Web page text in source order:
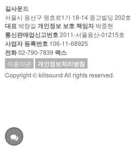
길사운드
서울시 용산구 원효로1가 18-14 종고빌딩 202호
대표 박창길 개인정보 보호 책임자박중현
통신판매업신고번호2011-서울용산-01215호
사업자 등록번호 106-11-68925
전화02-790-7839 팩스
이용약관 개인정보처리방침
Copyright © killsound All rights reserved.